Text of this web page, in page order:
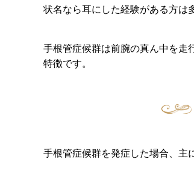
状名なら耳にした経験がある方は
手根管症候群は前腕の真ん中を走
特徴です。
手根管症候群を発症した場合、主